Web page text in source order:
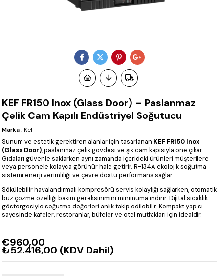
KEF FR150 Inox (Glass Door) – Paslanmaz
Çelik Cam Kapılı Endüstriyel Soğutucu
Marka : Kef
Sunum ve estetik gerektiren alanlar için tasarlanan KEF FR150 Inox
(Glass Door), paslanmaz çelik gövdesi ve şık cam kapısıyla öne çıkar.
Gıdaları güvenle saklarken aynı zamanda içerideki ürünleri müşterilere
veya personele kolayca görünür hale getirir. R-134A ekolojik soğutma
sistemi enerji verimliliği ve çevre dostu performans sağlar.
Sökülebilir havalandırmalı kompresörü servis kolaylığı sağlarken, otomatik
buz çözme özelliği bakım gereksinimini minimuma indirir. Dijital sıcaklık
göstergesiyle soğutma değerleri anlık takip edilebilir. Kompakt yapısı
sayesinde kafeler, restoranlar, büfeler ve otel mutfakları için idealdir.
€960,00
₺52.416,00 (KDV Dahil)